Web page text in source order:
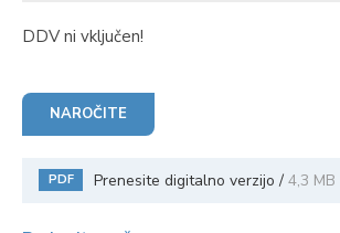
DDV ni vključen!
NAROČITE
PDF Prenesite digitalno verzijo / 4,3 MB